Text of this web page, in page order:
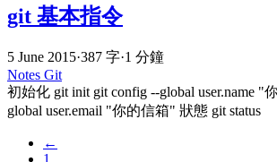
git 基本指令
5 June 2015·387 字·1 分鐘
Notes Git
初始化 git init git config --global user.name "
global user.email "你的信箱" 狀態 git status
←
1